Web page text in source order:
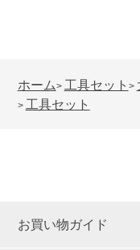
ホーム> 工具セット >
> 工具セット
お買い物ガイド